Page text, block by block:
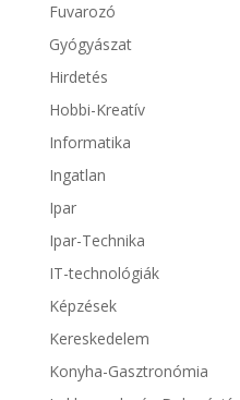
Fuvarozó
Gyógyászat
Hirdetés
Hobbi-Kreatív
Informatika
Ingatlan
Ipar
Ipar-Technika
IT-technológiák
Képzések
Kereskedelem
Konyha-Gasztronómia